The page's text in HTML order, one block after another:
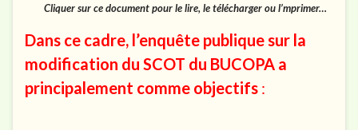
Cliquer sur ce document pour le lire, le télécharger ou l’mprimer…
Dans ce cadre, l’enquête publique sur la
modification du SCOT du BUCOPA a
principalement comme objectifs :